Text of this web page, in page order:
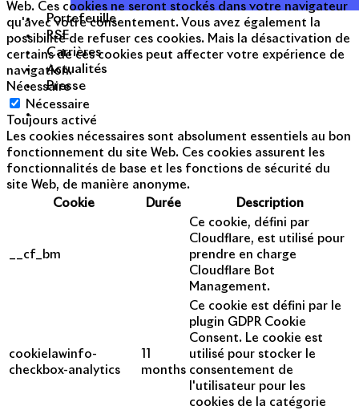
Portefeuille
RSE
Carrières
Actualités
Presse
Web. Ces cookies ne seront stockés dans votre navigateur
qu'avec votre consentement. Vous avez également la
possibilité de refuser ces cookies. Mais la désactivation de
certains de ces cookies peut affecter votre expérience de
navigation.
Nécessaire
Nécessaire
Toujours activé
Les cookies nécessaires sont absolument essentiels au bon
fonctionnement du site Web. Ces cookies assurent les
fonctionnalités de base et les fonctions de sécurité du
site Web, de manière anonyme.
Cookie
Durée Description
__cf_bm
Ce cookie, défini par
Cloudflare, est utilisé pour
prendre en charge
Cloudflare Bot
Management.
cookielawinfo-
checkbox-analytics
months
Ce cookie est défini par le
plugin GDPR Cookie
Consent. Le cookie est
utilisé pour stocker le
consentement de
l'utilisateur pour les
cookies de la catégorie